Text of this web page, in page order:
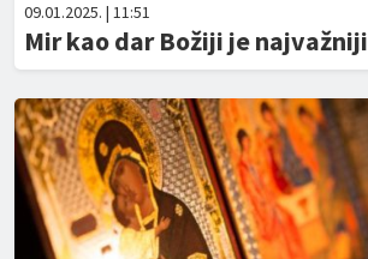
09.01.2025. | 11:51
Mir kao dar Božiji je najvažniji